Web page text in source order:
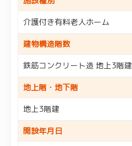
介護付き有料老人ホーム
建物構造階数
鉄筋コンクリート造 地上3階建
地上階・地下階
地上3階建
開設年月日